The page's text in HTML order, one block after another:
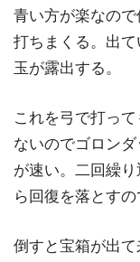
青い方が楽なの
打ちまくる。出
玉が露出する。
これを弓で打っ
ないのでゴロン
が速い。二回繰
ら回復を落とす
倒すと宝箱が出て